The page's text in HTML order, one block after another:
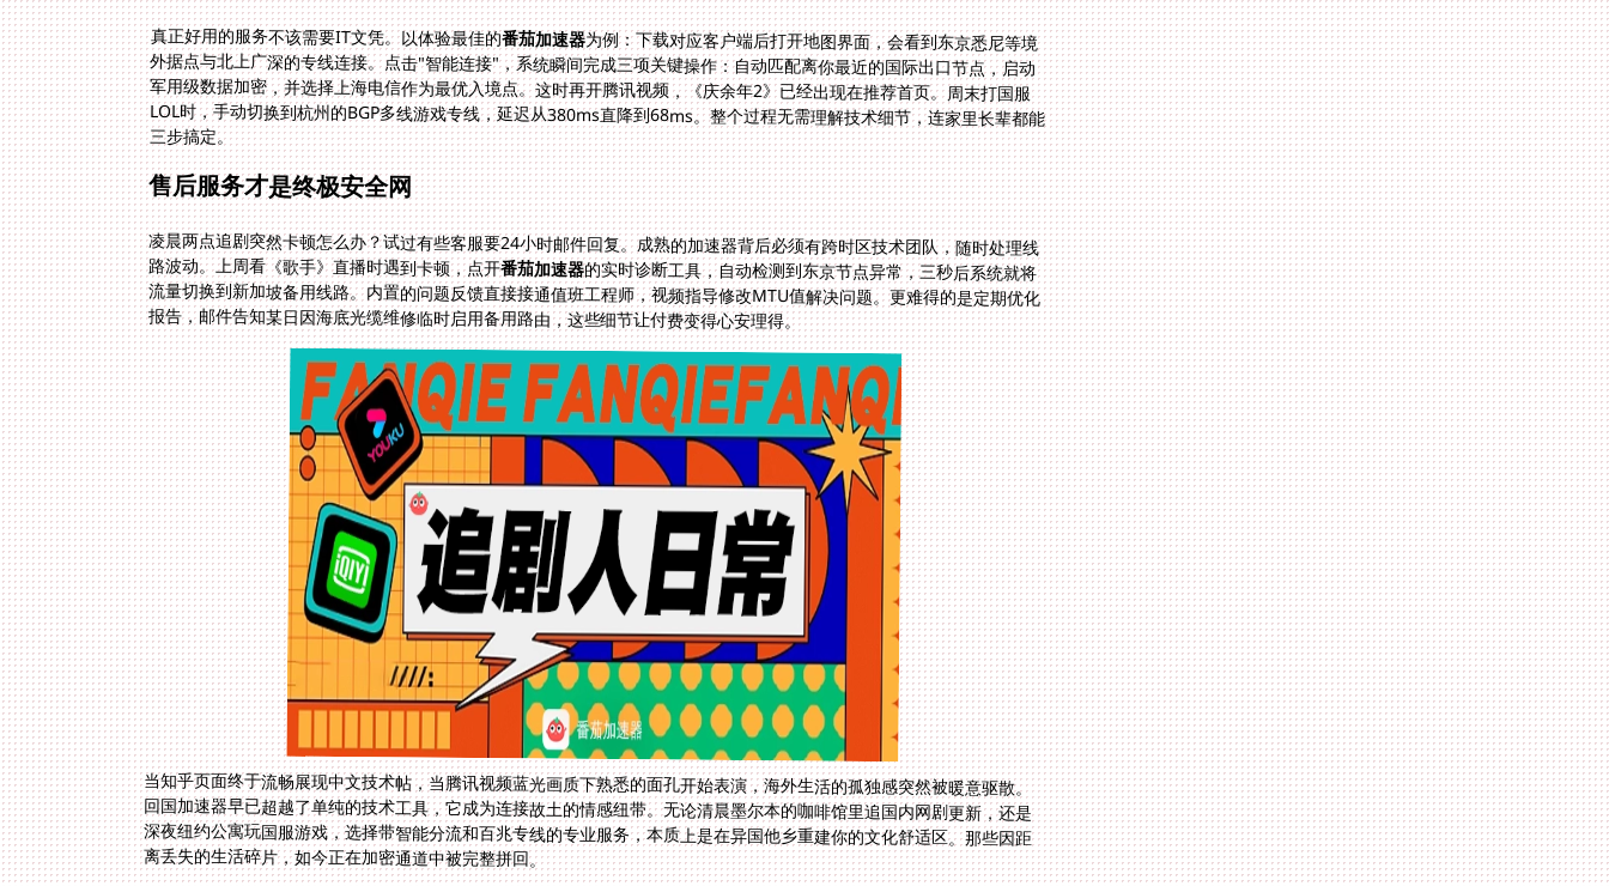
真正好用的服务不该需要IT文凭。以体验最佳的番茄加速器为例：下载对应客户端后打开地图界面，会看到东京悉尼等境
外据点与北上广深的专线连接。点击"智能连接"，系统瞬间完成三项关键操作：自动匹配离你最近的国际出口节点，启动
军用级数据加密，并选择上海电信作为最优入境点。这时再开腾讯视频，《庆余年2》已经出现在推荐首页。周末打国服
LOL时，手动切换到杭州的BGP多线游戏专线，延迟从380ms直降到68ms。整个过程无需理解技术细节，连家里长辈都能
三步搞定。
售后服务才是终极安全网
凌晨两点追剧突然卡顿怎么办？试过有些客服要24小时邮件回复。成熟的加速器背后必须有跨时区技术团队，随时处理线
路波动。上周看《歌手》直播时遇到卡顿，点开番茄加速器的实时诊断工具，自动检测到东京节点异常，三秒后系统就将
流量切换到新加坡备用线路。内置的问题反馈直接接通值班工程师，视频指导修改MTU值解决问题。更难得的是定期优化
报告，邮件告知某日因海底光缆维修临时启用备用路由，这些细节让付费变得心安理得。
当知乎页面终于流畅展现中文技术帖，当腾讯视频蓝光画质下熟悉的面孔开始表演，海外生活的孤独感突然被暖意驱散。
回国加速器早已超越了单纯的技术工具，它成为连接故土的情感纽带。无论清晨墨尔本的咖啡馆里追国内网剧更新，还是
深夜纽约公寓玩国服游戏，选择带智能分流和百兆专线的专业服务，本质上是在异国他乡重建你的文化舒适区。那些因距
离丢失的生活碎片，如今正在加密通道中被完整拼回。